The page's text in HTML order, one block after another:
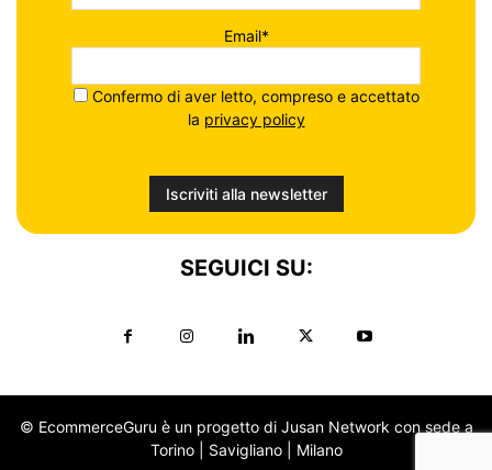
Email*
Confermo di aver letto, compreso e accettato
la privacy policy
SEGUICI SU:
© EcommerceGuru è un progetto di Jusan Network con sede a
Torino | Savigliano | Milano